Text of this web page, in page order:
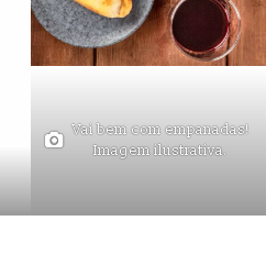
Vai bem com empanadas!
Imagem ilustrativa.